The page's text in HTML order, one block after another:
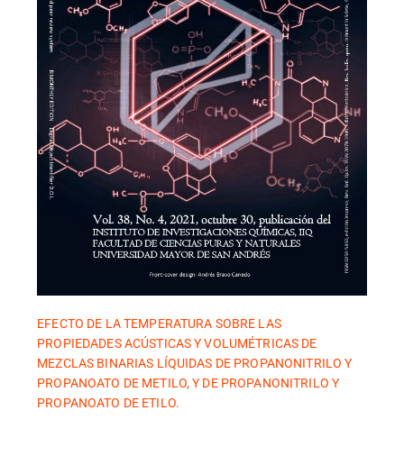
EFECTO DE LA TEMPERATURA SOBRE LAS
PROPIEDADES ACÚSTICAS Y VOLUMÉTRICAS DE
MEZCLAS BINARIAS LÍQUIDAS DE PROPANONITRILO Y
PROPANOATO DE METILO, Y DE PROPANONITRILO Y
PROPANOATO DE ETILO.